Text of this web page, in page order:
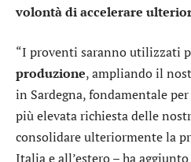
volontà di accelerare
“I proventi saranno utilizzati
produzione, ampliando il
in Sardegna, fondamentale
più elevata richiesta delle
consolidare ulteriormente la
Italia e all’estero – ha